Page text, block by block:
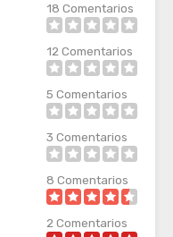
18 Comentarios
12 Comentarios
5 Comentarios
3 Comentarios
8 Comentarios
2 Comentarios